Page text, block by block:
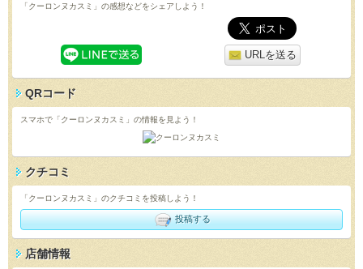
「クーロンヌカスミ」の感想などをシェアしよう！
URLを送る
QRコード
スマホで「クーロンヌカスミ」の情報を見よう！
クチコミ
「クーロンヌカスミ」のクチコミを投稿しよう！
投稿する
店舗情報